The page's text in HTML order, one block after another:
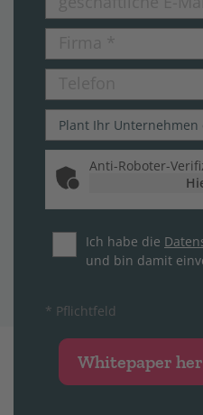
Anti-Roboter-
Ich habe die
und bin damit
* Pflichtfeld
Whitepaper